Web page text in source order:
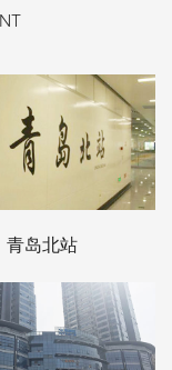
青岛北站